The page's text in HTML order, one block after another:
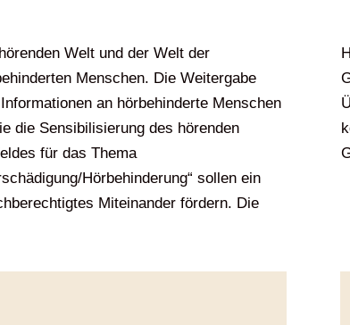
Welt und der Welt der
Menschen. Die Weitergabe
an hörbehinderte Menschen
die Sensibilisierung des hörenden
für das Thema
Hörbehinderung“ sollen ein
Selbsthilfe ist ein grundlegender